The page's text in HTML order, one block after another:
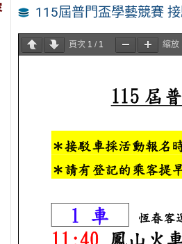
115屆普門盃學藝競賽
頁次 1 / 1 縮放